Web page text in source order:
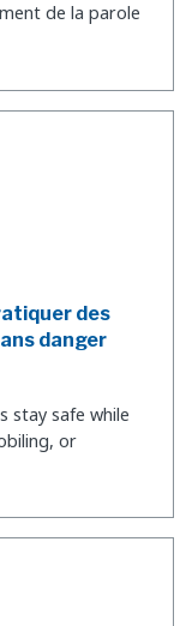
de la parole
des
danger
stay safe while
or